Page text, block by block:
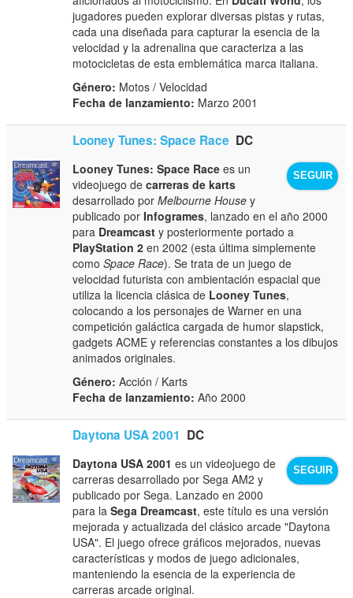
jugadores pueden explorar diversas pistas y rutas,
cada una diseñada para capturar la esencia de la
velocidad y la adrenalina que caracteriza a las
motocicletas de esta emblemática marca italiana.
Género: Motos / Velocidad
Fecha de lanzamiento: Marzo 2001
Looney Tunes: Space Race DC
SEGUIR
Looney Tunes: Space Race es un
videojuego decarreras de karts
desarrollado porMelbourne House y
publicado porInfogrames, lanzado en el año 2000
para Dreamcast y posteriormente portado a
PlayStation 2 en 2002 (esta última simplemente
comoSpace Race). Se trata de un juego de
velocidad futurista con ambientación espacial que
utiliza la licencia clásica de Looney Tunes,
colocando a los personajes de Warner en una
competición galáctica cargada de humor slapstick,
gadgets ACME y referencias constantes a los dibujos
animados originales.
Género: Acción / Karts
Fecha de lanzamiento: Año 2000
Daytona USA 2001 DC
SEGUIR
Daytona USA 2001 es un videojuego de
carreras desarrollado por Sega AM2 y
publicado por Sega. Lanzado en 2000
para laSega Dreamcast, este título es una versión
mejorada y actualizada del clásico arcade "Daytona
USA". El juego ofrece gráficos mejorados, nuevas
características y modos de juego adicionales,
manteniendo la esencia de la experiencia de
carreras arcade original.